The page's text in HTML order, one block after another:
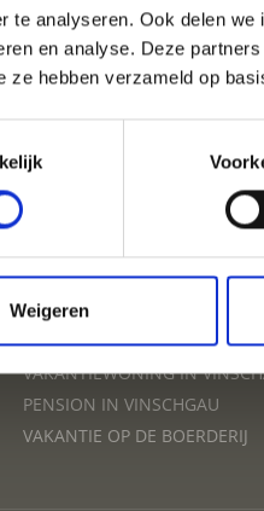
te analyseren. Ook delen
en analyse. Deze
ze hebben verzameld op
Weigeren
PLAN UW VAKANTIE
HOTEL IN VINSCHGAU
VAKANTIEWONING IN
PENSION IN VINSCHGAU
VAKANTIE OP DE BOERDERIJ